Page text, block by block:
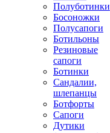
Полуботинки
Босоножки
Полусапоги
Ботильоны
Резиновые
сапоги
Ботинки
Сандалии,
шлепанцы
Ботфорты
Сапоги
Дутики